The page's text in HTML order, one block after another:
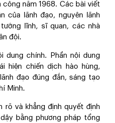
năm 1968. Các bài viết
của lãnh đạo, nguyên lãnh
lĩnh, sĩ quan, các nhà
đội.
dung chính. Phần nội dung
hiện chiến dịch hào hùng,
đạo đúng đắn, sáng tạo
Minh.
rõ và khẳng định quyết định
bằng phương pháp tổng